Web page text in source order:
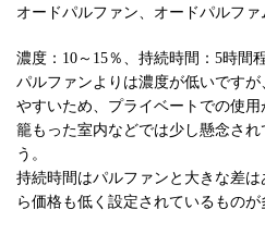
オードパルファン、オードパルフ
濃度：10～15％、持続時間：5時間程
パルファンよりは濃度が低いです
やすいため、プライベートでの使用
籠もった室内などでは少し懸念さ
う。
持続時間はパルファンと大きな差
ら価格も低く設定されているものが